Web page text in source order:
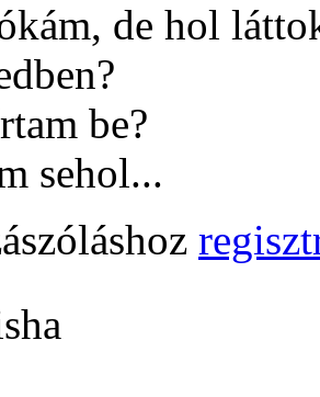
de hol
be?
sehol...